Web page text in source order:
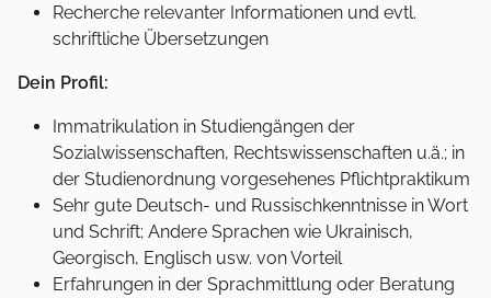
Recherche relevanter Informationen und evtl.
schriftliche Übersetzungen
Dein Profil:
Immatrikulation in Studiengängen der
Sozialwissenschaften, Rechtswissenschaften u.ä.; in
der Studienordnung vorgesehenes Pflichtpraktikum
Sehr gute Deutsch- und Russischkenntnisse in Wort
und Schrift; Andere Sprachen wie Ukrainisch,
Georgisch, Englisch usw. von Vorteil
Erfahrungen in der Sprachmittlung oder Beratung